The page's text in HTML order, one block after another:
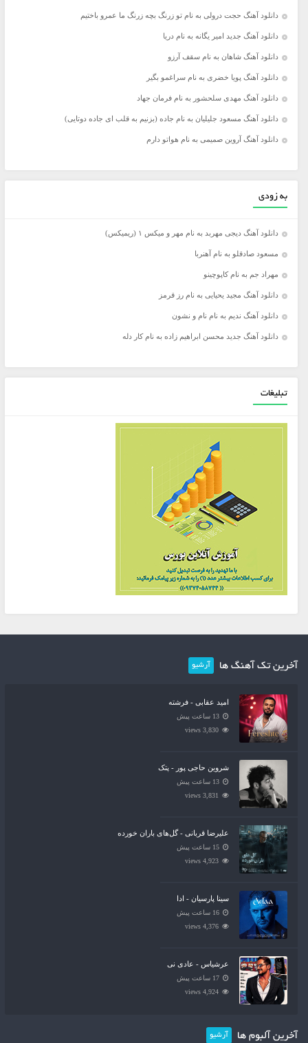
دانلود آهنگ حجت درولی به نام تو زرنگ بچه زرنگ ما عمرو باختیم
دانلود آهنگ جدید امیر یگانه به نام دریا
دانلود آهنگ شاهان به نام سقف آرزو
دانلود آهنگ پویا خضری به نام سراغمو بگیر
دانلود آهنگ مهدی سلحشور به نام فرمان جهاد
دانلود آهنگ مسعود جلیلیان به نام جاده (بزنیم به قلب ای جاده دوتایی)
دانلود آهنگ آروین صمیمی به نام هواتو دارم
به زودی
دانلود آهنگ دیجی مهربد به نام مهر و میکس ۱ (ریمیکس)
مسعود صادقلو به نام آهنربا
مهراد جم به نام کاپوچینو
دانلود آهنگ مجید یحیایی به نام رز قرمز
دانلود آهنگ ندیم به نام نام و نشون
دانلود آهنگ جدید محسن ابراهیم زاده به نام کار دله
تبلیغات
آخرین تک آهنگ ها آرشیو
امید عقابی - فرشته
13 ساعت پیش
3,830 views
شروین حاجی پور - پتک
13 ساعت پیش
3,831 views
علیرضا قربانی - گل‌های باران خورده
15 ساعت پیش
4,923 views
سینا پارسیان - ادا
16 ساعت پیش
4,376 views
عرشیاس - عادی نی
17 ساعت پیش
4,924 views
آخرین آلبوم ها آرشیو